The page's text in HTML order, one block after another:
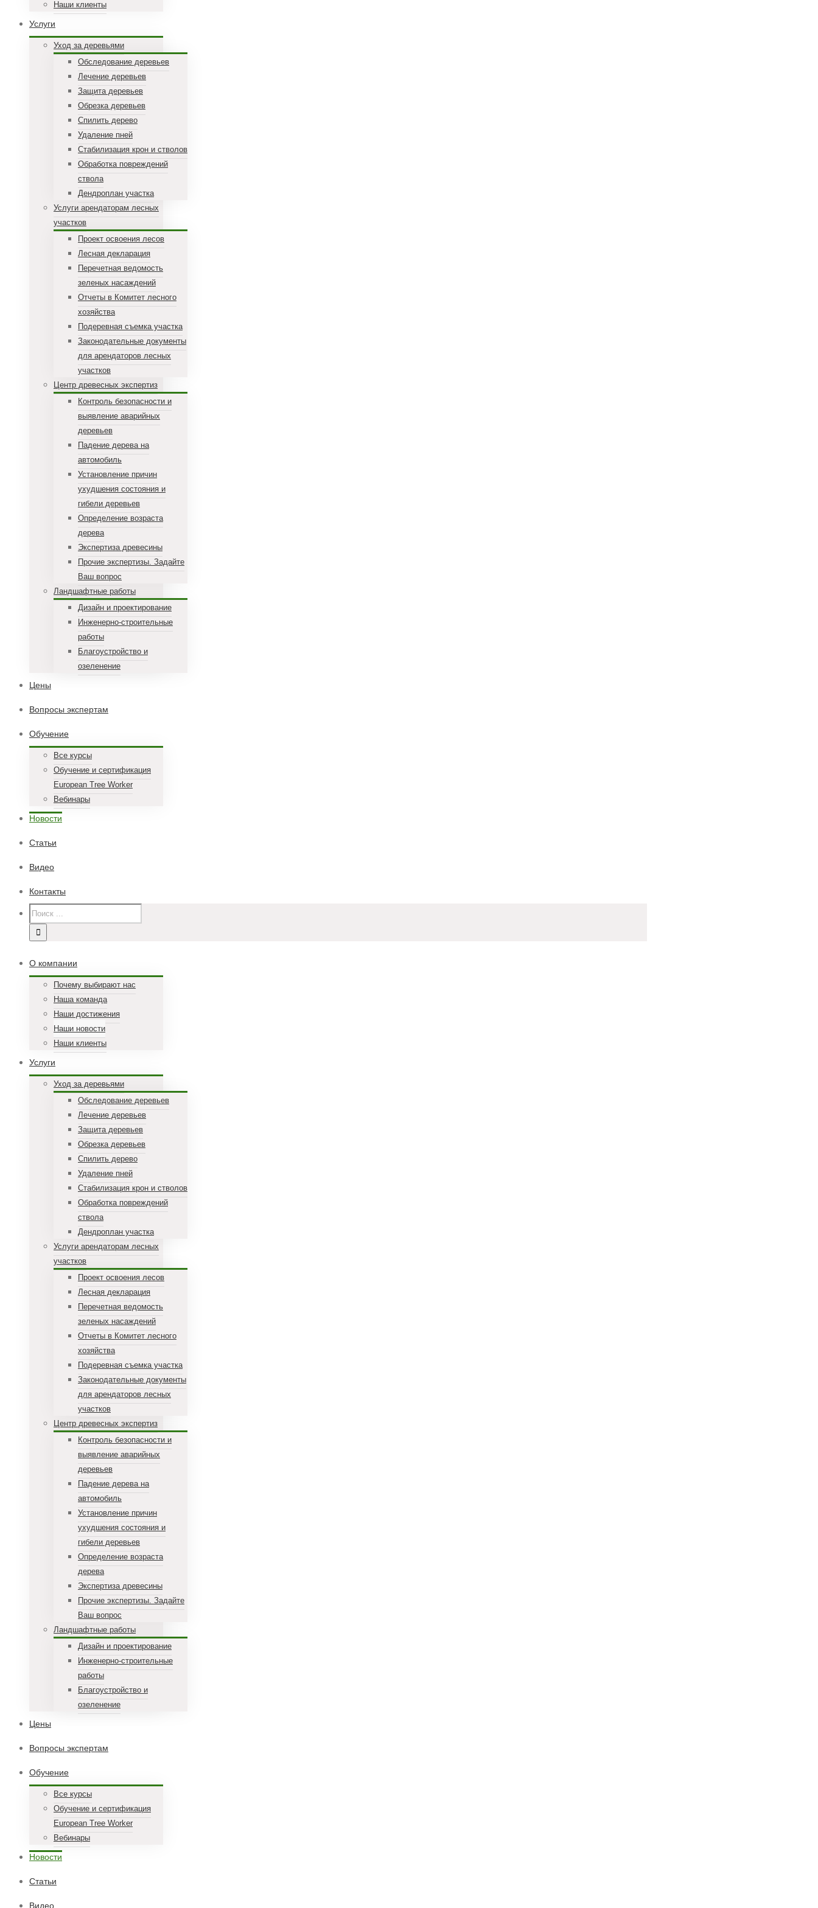
Наши клиенты
Услуги
Уход за деревьями
Обследование деревьев
Лечение деревьев
Защита деревьев
Обрезка деревьев
Спилить дерево
Удаление пней
Стабилизация крон и стволов
Обработка повреждений
ствола
Дендроплан участка
Услуги арендаторам лесных
участков
Проект освоения лесов
Лесная декларация
Перечетная ведомость
зеленых насаждений
Отчеты в Комитет лесного
хозяйства
Подеревная съемка участка
Законодательные документы
для арендаторов лесных
участков
Центр древесных экспертиз
Контроль безопасности и
выявление аварийных
деревьев
Падение дерева на
автомобиль
Установление причин
ухудшения состояния и
гибели деревьев
Определение возраста
дерева
Экспертиза древесины
Прочие экспертизы. Задайте
Ваш вопрос
Ландшафтные работы
Дизайн и проектирование
Инженерно-строительные
работы
Благоустройство и
озеленение
Цены
Вопросы экспертам
Обучение
Все курсы
Обучение и сертификация
European Tree Worker
Вебинары
Новости
Статьи
Видео
Контакты
О компании
Почему выбирают нас
Наша команда
Наши достижения
Наши новости
Наши клиенты
Услуги
Уход за деревьями
Обследование деревьев
Лечение деревьев
Защита деревьев
Обрезка деревьев
Спилить дерево
Удаление пней
Стабилизация крон и стволов
Обработка повреждений
ствола
Дендроплан участка
Услуги арендаторам лесных
участков
Проект освоения лесов
Лесная декларация
Перечетная ведомость
зеленых насаждений
Отчеты в Комитет лесного
хозяйства
Подеревная съемка участка
Законодательные документы
для арендаторов лесных
участков
Центр древесных экспертиз
Контроль безопасности и
выявление аварийных
деревьев
Падение дерева на
автомобиль
Установление причин
ухудшения состояния и
гибели деревьев
Определение возраста
дерева
Экспертиза древесины
Прочие экспертизы. Задайте
Ваш вопрос
Ландшафтные работы
Дизайн и проектирование
Инженерно-строительные
работы
Благоустройство и
озеленение
Цены
Вопросы экспертам
Обучение
Все курсы
Обучение и сертификация
European Tree Worker
Вебинары
Новости
Статьи
Видео